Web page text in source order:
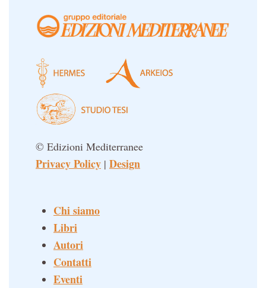
© Edizioni Mediterranee
Privacy Policy | Design
Chi siamo
Libri
Autori
Contatti
Eventi